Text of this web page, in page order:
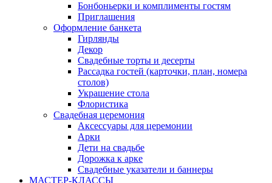
Бонбоньерки и комплименты гостям
Приглашения
Оформление банкета
Гирлянды
Декор
Свадебные торты и десерты
Рассадка гостей (карточки, план, номера
столов)
Украшение стола
Флористика
Свадебная церемония
Аксессуары для церемонии
Арки
Дети на свадьбе
Дорожка к арке
Свадебные указатели и баннеры
МАСТЕР-КЛАССЫ